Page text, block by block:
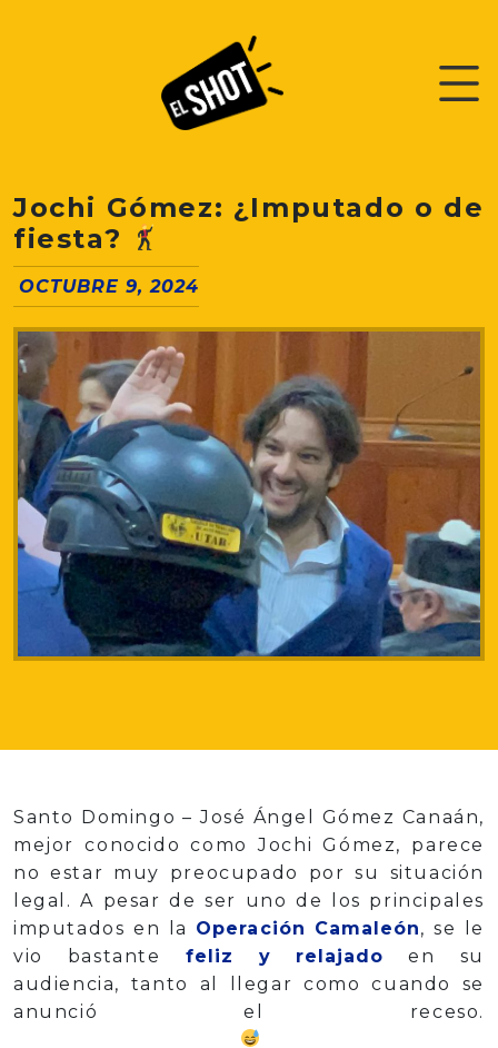
Jochi Gómez: ¿Imputado o de
fiesta?
OCTUBRE 9, 2024
Santo Domingo – José Ángel Gómez Canaán,
mejor conocido como Jochi Gómez, parece
no estar muy preocupado por su situación
legal. A pesar de ser uno de los principales
imputados en la Operación Camaleón, se le
vio bastante feliz y relajado en su
audiencia, tanto al llegar como cuando se
anunció el receso.